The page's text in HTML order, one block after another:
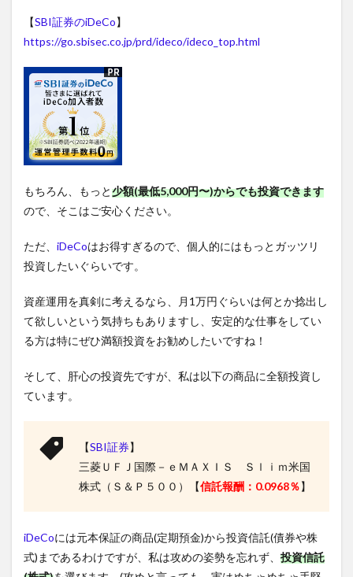
【SBI証券のiDeCo】
https://go.sbisec.co.jp/prd/ideco/ideco_top.html
もちろん、もっと少額(最低5,000円〜)からでも投資できます
ので、そこはご安心ください。
ただ、 iDeCoはお得すぎるので、個人的にはもっとガッツリ
投資したいぐらいです。
資産運用を真剣に考えるなら、月1万円ぐらいは何とか捻出し
て欲しいという気持ちもありますし、安定的な仕事をしてい
る方は特にぜひ満額投資をお勧めしたいですね！
そして、肝心の投資先ですが、私は以下の商品に全額投資し
ています。
【SBI証券】
三菱ＵＦＪ国際－ｅＭＡＸＩＳ Ｓｌｉｍ米国
株式（Ｓ＆Ｐ５００）【信託報酬：0.0968％】
iDeCoには元本保証の商品(定期預金)から投資信託(債券や株
式)まであるわけですが、私は攻めの姿勢を忘れず、 投資信託